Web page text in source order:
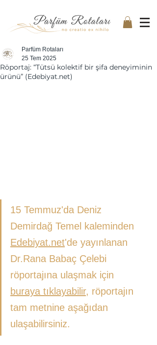
Röportaj: “Tütsü kolektif bir şifa deneyiminin
ürünü” (Edebiyat.net)
Parfüm Rotaları
25 Tem 2025
15 Temmuz'da Deniz
Demirdağ Temel kaleminden
Edebiyat.net'de yayınlanan
Dr.Rana Babaç Çelebi
röportajına ulaşmak için
buraya tıklayabilir, röportajın
tam metnine aşağıdan
ulaşabilirsiniz.